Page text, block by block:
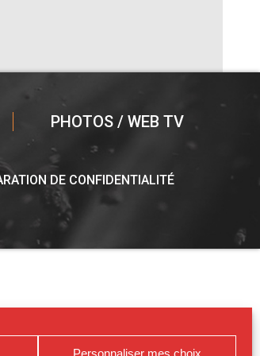
Personnaliser mes choix
PHOTOS / WEB TV
DE CONFIDENTIALITÉ